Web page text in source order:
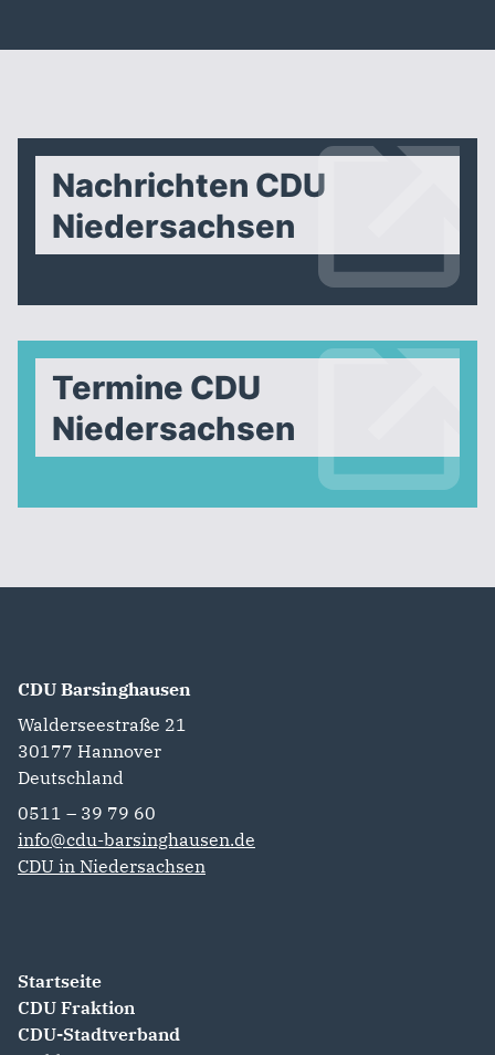
Nachrichten CDU
Niedersachsen
Termine CDU
Niedersachsen
CDU Barsinghausen
Walderseestraße 21
30177 Hannover
Deutschland
0511 – 39 79 60
info@cdu-barsinghausen.de
CDU in Niedersachsen
Startseite
CDU Fraktion
CDU-Stadtverband